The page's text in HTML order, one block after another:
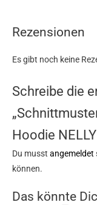
Rezensionen
Es gibt noch keine
Schreibe die
Hoodie
Du musst angemeldet
können.
Das könnte